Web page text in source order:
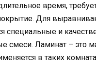
время,
Для
специальные и
смеси. Ламинат – это
в таких